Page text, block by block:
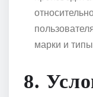
марки и
8.